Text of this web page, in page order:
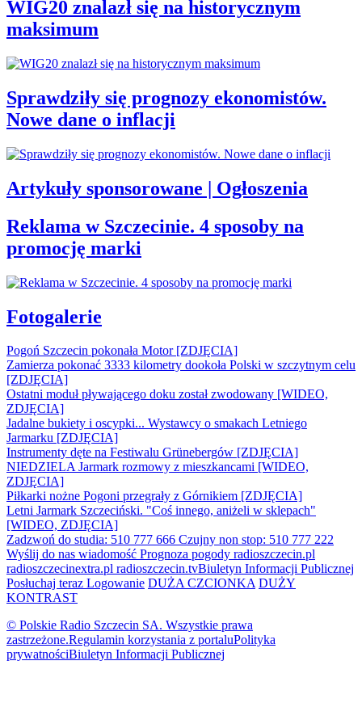
WIG20 znalazł się na historycznym
maksimum
Sprawdziły się prognozy ekonomistów.
Nowe dane o inflacji
Artykuły sponsorowane | Ogłoszenia
Reklama w Szczecinie. 4 sposoby na
promocję marki
Fotogalerie
Pogoń Szczecin pokonała Motor [ZDJĘCIA]
Zamierza pokonać 3333 kilometry dookoła Polski w szczytnym celu
[ZDJĘCIA]
Ostatni moduł pływającego doku został zwodowany [WIDEO,
ZDJĘCIA]
Jadalne bukiety i oscypki... Wystawcy o smakach Letniego
Jarmarku [ZDJĘCIA]
Instrumenty dęte na Festiwalu Grünebergów [ZDJĘCIA]
NIEDZIELA Jarmark rozmowy z mieszkancami [WIDEO,
ZDJĘCIA]
Piłkarki nożne Pogoni przegrały z Górnikiem [ZDJĘCIA]
Letni Jarmark Szczeciński. "Coś innego, aniżeli w sklepach"
[WIDEO, ZDJĘCIA]
Zadzwoń do studia: 510 777 666 Czujny non stop: 510 777 222
Wyślij do nas wiadomość Prognoza pogody radioszczecin.pl
radioszczecinextra.pl radioszczecin.tvBiuletyn Informacji Publicznej
Posłuchaj teraz Logowanie DUŻA CZCIONKA DUŻY
KONTRAST
© Polskie Radio Szczecin SA. Wszystkie prawa
zastrzeżone.Regulamin korzystania z portaluPolityka
prywatnościBiuletyn Informacji Publicznej